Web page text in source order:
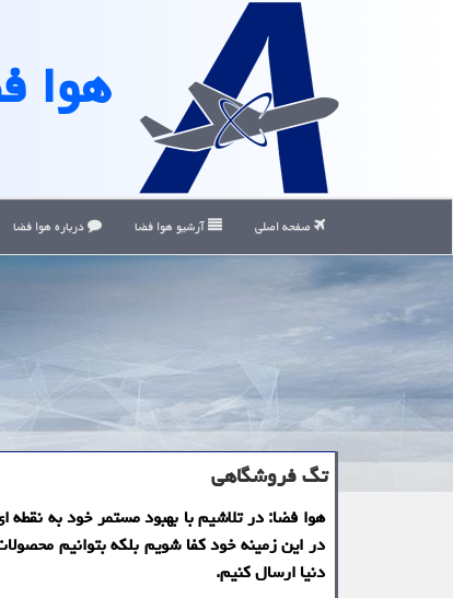
هوا
صفحه اصلی آرشیو هوا فضا درباره هوا فضا
تگ فروشگاهی
هوا فضا: در تلاشیم با بهبود مستمر خود به نقطه
در این زمینه خود كفا شویم بلكه بتوانیم
دنیا ارسال كنیم.